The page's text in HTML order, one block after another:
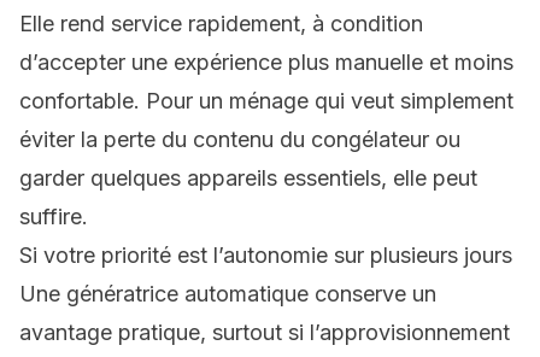
Elle rend service rapidement, à condition
d’accepter une expérience plus manuelle et moins
confortable. Pour un ménage qui veut simplement
éviter la perte du contenu du congélateur ou
garder quelques appareils essentiels, elle peut
suffire.
Si votre priorité est l’autonomie sur plusieurs jours
Une génératrice automatique conserve un
avantage pratique, surtout si l’approvisionnement